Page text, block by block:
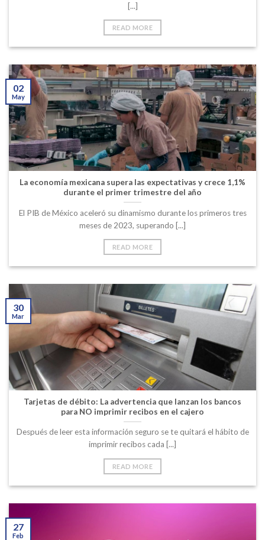
[...]
READ MORE
La economía mexicana supera las expectativas y crece 1,1%
durante el primer trimestre del año
El PIB de México aceleró su dinamismo durante los primeros tres
meses de 2023, superando [...]
READ MORE
02
May
Tarjetas de débito: La advertencia que lanzan los bancos
para NO imprimir recibos en el cajero
Después de leer esta información seguro se te quitará el hábito de
imprimir recibos cada [...]
READ MORE
30
Mar
27
Feb